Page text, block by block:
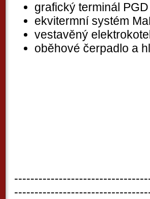
grafický terminál PGD
ekvitermní systém
vestavěný
oběhové čerpadlo a